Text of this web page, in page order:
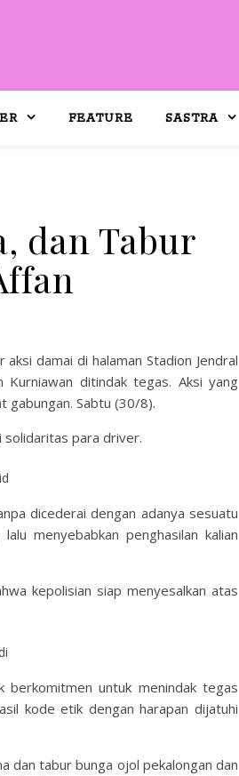
FEATURE SASTRA
dan Tabur
damai di halaman Stadion Jendral
ditindak tegas. Aksi yang
gabungan. Sabtu (30/8).
solidaritas para driver.
dicederai dengan adanya sesuatu
menyebabkan penghasilan kalian
kepolisian siap menyesalkan atas
untuk menindak tegas
kode etik dengan harapan dijatuhi
dan tabur bunga ojol pekalongan dan